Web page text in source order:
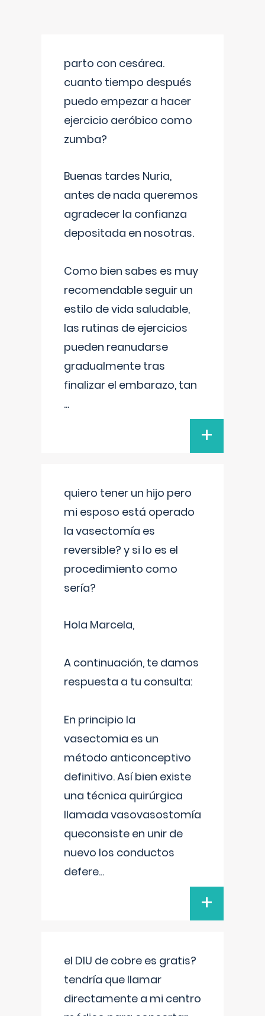
parto con cesárea.
cuanto tiempo después
puedo empezar a hacer
ejercicio aeróbico como
zumba?
Buenas tardes Nuria,
antes de nada queremos
agradecer la confianza
depositada en nosotras.
Como bien sabes es muy
recomendable seguir un
estilo de vida saludable,
las rutinas de ejercicios
pueden reanudarse
gradualmente tras
finalizar el embarazo, tan
...
+
quiero tener un hijo pero
mi esposo está operado
la vasectomía es
reversible? y si lo es el
procedimiento como
sería?
Hola Marcela,
A continuación, te damos
respuesta a tu consulta:
En principio la
vasectomia es un
método anticonceptivo
definitivo. Así bien existe
una técnica quirúrgica
llamada vasovasostomía
queconsiste en unir de
nuevo los conductos
defere...
+
el DIU de cobre es gratis?
tendría que llamar
directamente a mi centro